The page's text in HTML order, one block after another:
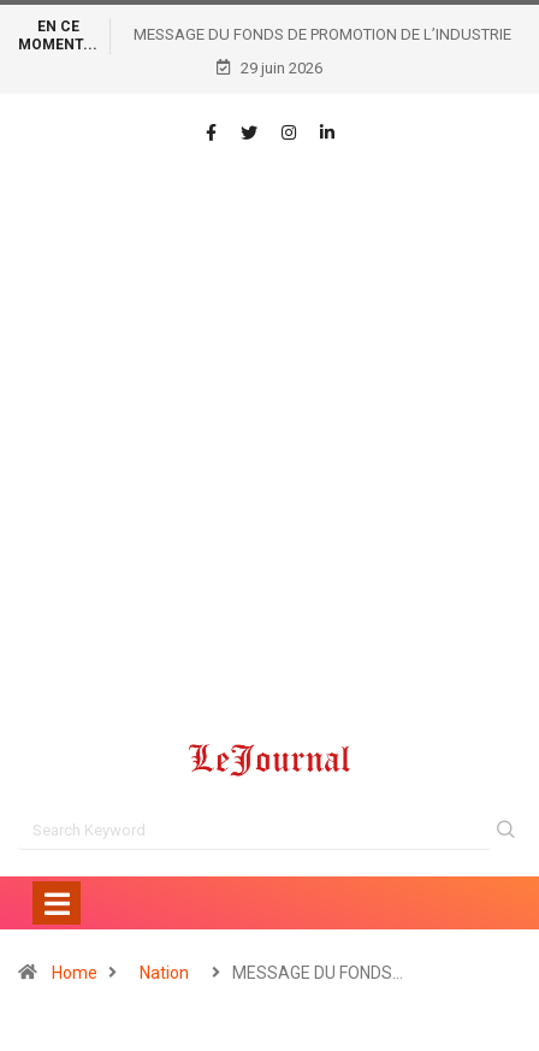
EN CE
MOMENT...
MESSAGE DU FONDS DE PROMOTION DE L’INDUSTRIE
ADRESSE AU PRESIDENT DE LA REPUBLIQUE, CHEF DE
L’INDEPENDANCE DE LA REPUBLIQUE DEMOCRATIQUE
29 juin 2026
Home Nation MESSAGE DU FONDS…